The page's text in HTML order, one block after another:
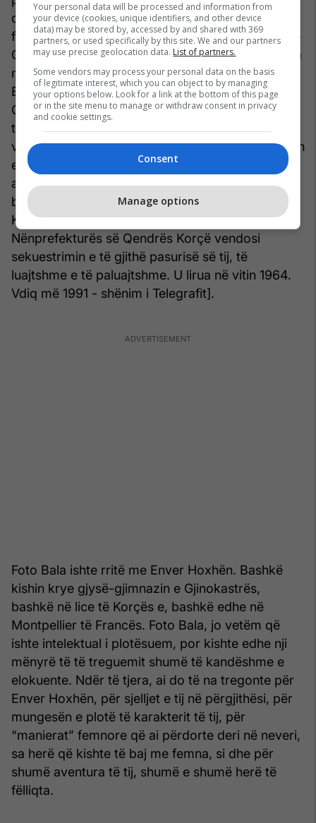
dhe i letërsisë. Lindi më 14 shkurt të vitit 1910, në
fshatin Vuno të Himarës. Kreu gjysmë gjimnazin e
Gjirokastrës, Liceun e Korçës dhe studimet e larta
në Montpellier të Francës, gjithnjë së bashku me
Enver Hoxhën. Më 1945 u caktua profesor në
Gjimnazin e Gjirokastrës. Po këtë vit i ekzekutuan
të atin, Dhimitër Balën . U arrestua një vit më
vonë, më 1946, me akuzën se kishte krijuar grupin
e Neoballistëve dhe se ishte agjentanglo-
amerikan-francez. Në vitin 1947, u dënua me
burgim të përjetshëm. Më 14 maj të po atij viti,
Komiteti Ekzekutiv i Këshillit Popullor të
Nënprefekturës së Qendrës Korçë vendosi
sekuestrimin e të gjithë pasurisë së tij, të
luajtshme e të paluajtshme. U lirua në vitin 1964.
Vdiq më 1991 - shënim i Telegrafit].
Foto Bala ishte rritë me Enver Hoxhën. Bashkë
kishin krye gjysë-gjimnazin e Gjinokastrës,
bashkë në lice të Korçës e, bashkë edhe në
Montpellier të Francës. Foto Bala, jo vetëm që
ishte intelektual i plotësuem, por kishte edhe nji
mënyrë të të treguemit shumë të kandëshme e
elokuente. Ndër të tjera, ai do të na tregonte për
Enver Hoxhën, për sjelljet e tij në përgjithësi, për
mungesën e plotë të karakterit të tij, për
“manierat” femnore që ai përdorte deri në neveri,
sa herë që kishte të baj me femna, si dhe për
shumë aventura të tij, shumë e shumë herë të
fëlliqta.
Your personal data will be processed and information from
your device (cookies, unique identifiers, and other device
data) may be stored by, accessed by and shared with 369
partners, or used specifically by this site. We and our partners
may use precise geolocation data. List of partners.
Some vendors may process your personal data on the basis
of legitimate interest, which you can object to by managing
your options below. Look for a link at the bottom of this page
or in the site menu to manage or withdraw consent in privacy
and cookie settings.
Consent
Manage options